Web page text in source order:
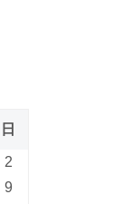
日
2
9